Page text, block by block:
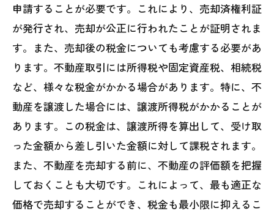
申請することが必要です。これにより、売却済権利証
が発行され、売却が公正に行われたことが証明されま
す。また、売却後の税金についても考慮する必要があ
ります。不動産取引には所得税や固定資産税、相続税
など、様々な税金がかかる場合があります。特に、不
動産を譲渡した場合には、譲渡所得税がかかることが
あります。この税金は、譲渡所得を算出して、受け取
った金額から差し引いた金額に対して課税されます。
また、不動産を売却する前に、不動産の評価額を把握
しておくことも大切です。これによって、最も適正な
価格で売却することができ、税金も最小限に抑えるこ